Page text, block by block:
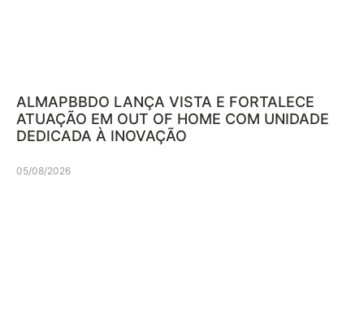
ALMAPBBDO LANÇA VISTA E FORTALECE
ATUAÇÃO EM OUT OF HOME COM UNIDADE
DEDICADA À INOVAÇÃO
05/08/2026